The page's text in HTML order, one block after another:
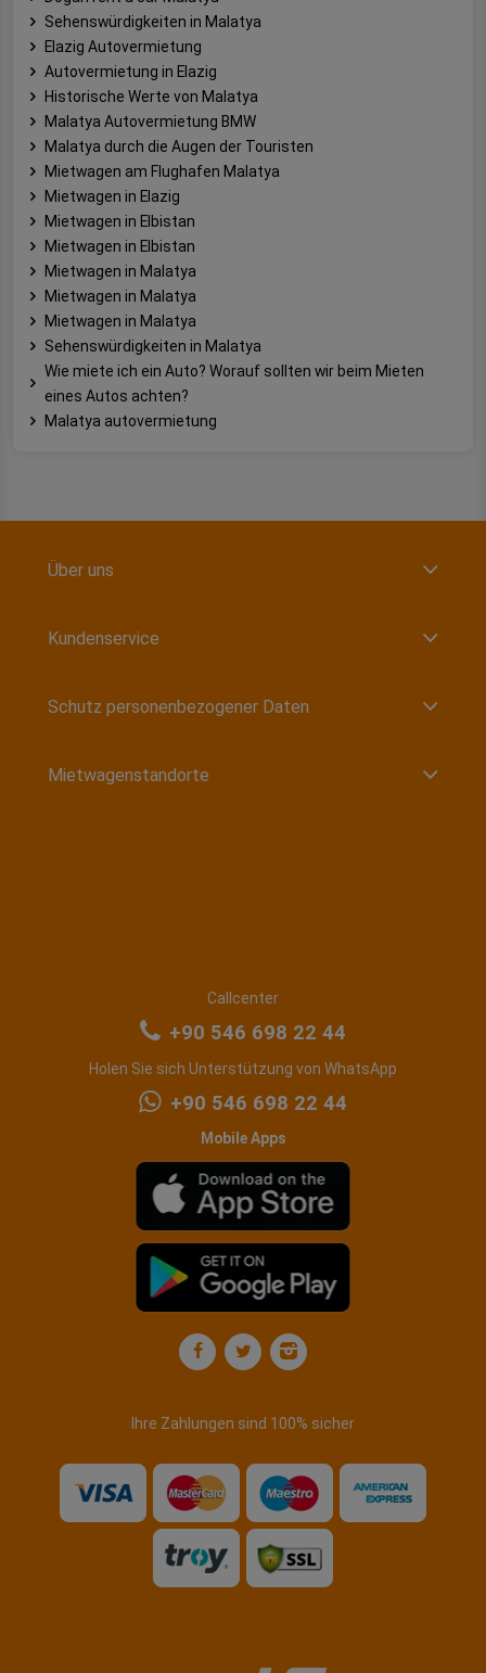
Sehenswürdigkeiten in Malatya
Elazig Autovermietung
Autovermietung in Elazig
Historische Werte von Malatya
Malatya Autovermietung BMW
Malatya durch die Augen der Touristen
Mietwagen am Flughafen Malatya
Mietwagen in Elazig
Mietwagen in Elbistan
Mietwagen in Elbistan
Mietwagen in Malatya
Mietwagen in Malatya
Mietwagen in Malatya
Sehenswürdigkeiten in Malatya
Wie miete ich ein Auto? Worauf sollten wir beim Mieten
eines Autos achten?
Malatya autovermietung
Über uns
Kundenservice
Schutz personenbezogener Daten
Mietwagenstandorte
Callcenter
+90 546 698 22 44
Holen Sie sich Unterstützung von WhatsApp
+90 546 698 22 44
Mobile Apps
Ihre Zahlungen sind 100% sicher